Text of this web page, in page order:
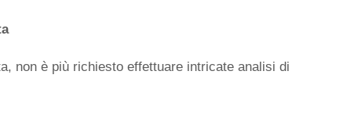
non è più richiesto effettuare intricate analisi di